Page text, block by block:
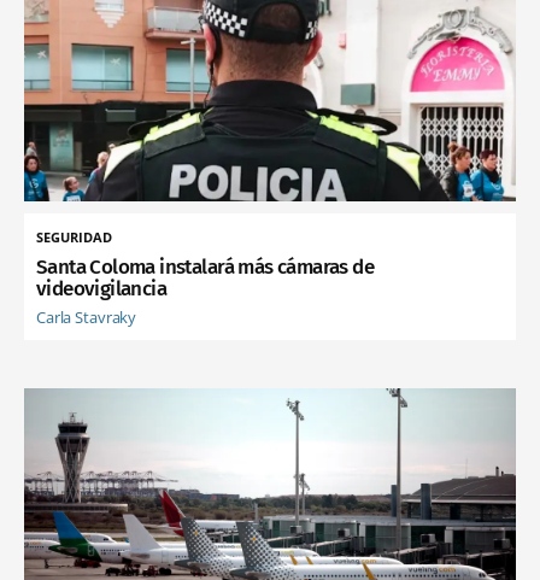
SEGURIDAD
Santa Coloma instalará más cámaras de
videovigilancia
Carla Stavraky